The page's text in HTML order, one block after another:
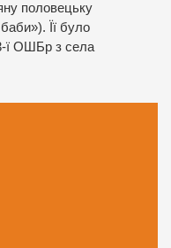
половецьку
Її було
ї ОШБр з села